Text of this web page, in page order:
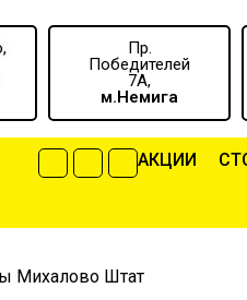
Пр.
Победителей
7А,
м.Немига
АКЦИИ
Михалово Штат